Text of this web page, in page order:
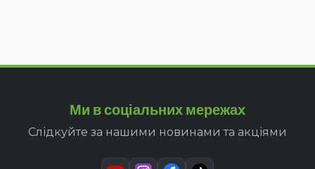
Ми в соціальних мережах
Слідкуйте за нашими новинами та акціями